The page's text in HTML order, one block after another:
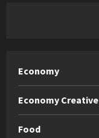
Economy
Economy Creative
Food